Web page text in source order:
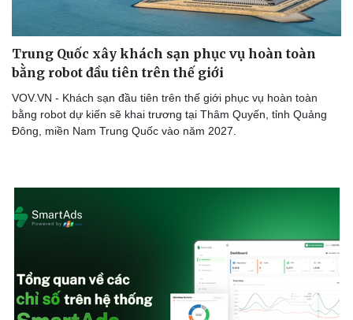
Trung Quốc xây khách sạn phục vụ hoàn toàn
bằng robot đầu tiên trên thế giới
VOV.VN - Khách sạn đầu tiên trên thế giới phục vụ hoàn toàn
bằng robot dự kiến sẽ khai trương tại Thâm Quyến, tỉnh Quảng
Đông, miền Nam Trung Quốc vào năm 2027.